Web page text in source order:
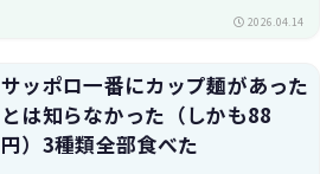
2026.04.14
サッポロ一番にカップ麺があった
とは知らなかった（しかも88
円）3種類全部食べた